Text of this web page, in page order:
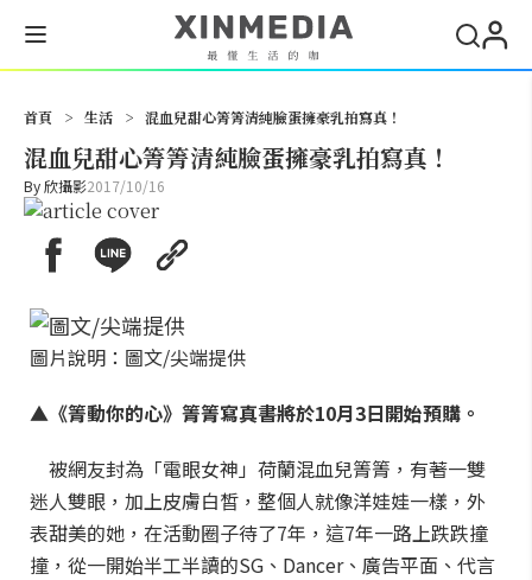
首頁 > 生活 > 混血兒甜心箐箐清純臉蛋擁豪乳拍寫真！
混血兒甜心箐箐清純臉蛋擁豪乳拍寫真！
By欣攝影2017/10/16
圖片說明：圖文/尖端提供
▲《箐動你的心》箐箐寫真書將於10月3日開始預購。
被網友封為「電眼女神」荷蘭混血兒箐箐，有著一雙
迷人雙眼，加上皮膚白皙，整個人就像洋娃娃一樣，外
表甜美的她，在活動圈子待了7年，這7年一路上跌跌撞
撞，從一開始半工半讀的SG、Dancer、廣告平面、代言